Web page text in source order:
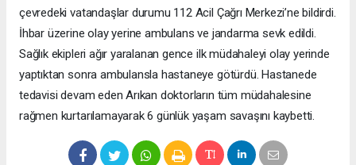
çevredeki vatandaşlar durumu 112 Acil Çağrı Merkezi’ne bildirdi.
İhbar üzerine olay yerine ambulans ve jandarma sevk edildi.
Sağlık ekipleri ağır yaralanan gence ilk müdahaleyi olay yerinde
yaptıktan sonra ambulansla hastaneye götürdü. Hastanede
tedavisi devam eden Arıkan doktorların tüm müdahalesine
rağmen kurtarılamayarak 6 günlük yaşam savaşını kaybetti.